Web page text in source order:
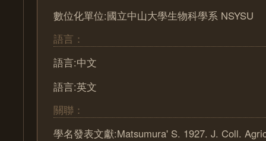
數位化單位:國立中山大學生物科學系 NSYSU
語言：
語言:中文
語言:英文
關聯：
學名發表文獻:Matsumura' S. 1927. J. Coll.